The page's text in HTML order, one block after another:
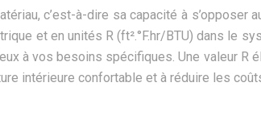
c’est-à-dire sa capacité à
et en unités R (ft².°F.hr/BTU) dans le
à vos besoins spécifiques. Une valeur
intérieure confortable et à réduire les